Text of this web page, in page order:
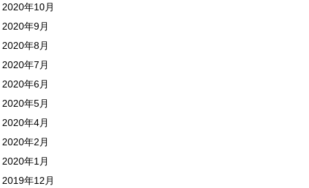
2020年10月
2020年9月
2020年8月
2020年7月
2020年6月
2020年5月
2020年4月
2020年2月
2020年1月
2019年12月